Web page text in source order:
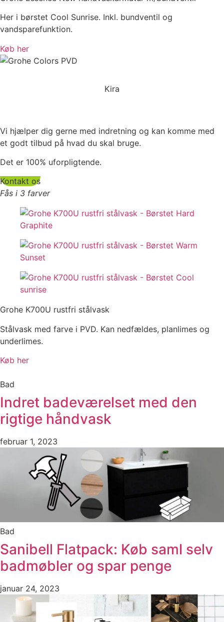
Her i børstet Cool Sunrise. Inkl. bundventil og
vandsparefunktion.
Køb her
Kira
Vi hjælper dig gerne med indretning og kan komme med
et godt tilbud på hvad du skal bruge.
Det er 100% uforpligtende.
Kontakt os
Fås i 3 farver
Grohe K700U rustfri stålvask
Stålvask med farve i PVD. Kan nedfældes, planlimes og
underlimes.
Køb her
Bad
Indret badeværelset med den
rigtige håndvask
februar 1, 2023
Bad
Sanibell Flatpack: Køb saml selv
badmøbler og spar penge
januar 24, 2023